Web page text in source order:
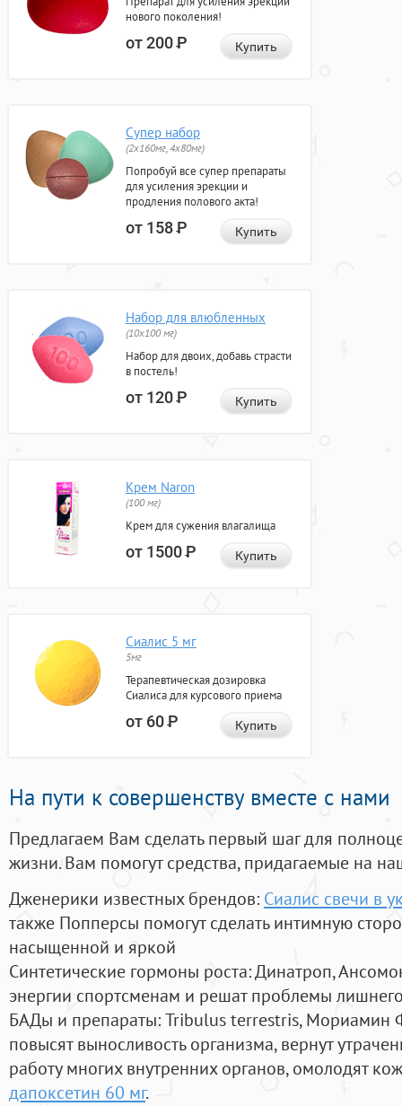
нового поколения!
от 200Р Купить
Супер набор
(2х160мг, 4х80мг)
Попробуй все супер препараты
для усиления эрекции и
продления полового акта!
от 158Р Купить
Набор для влюбленных
(10х100 мг)
Набор для двоих, добавь страсти
в постель!
от 120Р Купить
Крем Naron
(100 мг)
Крем для сужения влагалища
от 1500Р Купить
Сиалис 5 мг
5мг
Терапевтическая дозировка
Сиалиса для курсового приема
от 60Р Купить
На пути к совершенству вместе с нами
Предлагаем Вам сделать первый шаг для
жизни. Вам помогут средства, придагаемые на
Дженерики известных брендов: Сиалис свечи в
также Попперсы помогут сделать интимную
насыщенной и яркой
Синтетические гормоны роста: Динатроп,
энергии спортсменам и решат проблемы
БАДы и препараты:Tribulus terrestris, Мориамин
повысят выносливость организма, вернут
работу многих внутренних органов, омолодят
дапоксетин 60 мг.